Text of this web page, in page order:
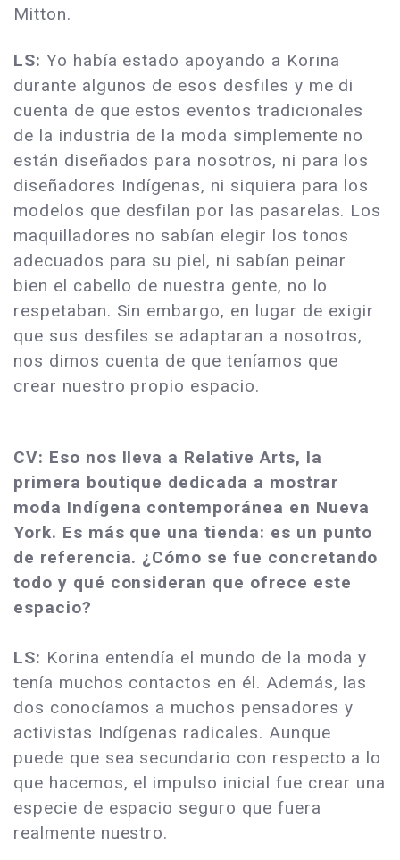
Mitton.
LS: Yo había estado apoyando a Korina
durante algunos de esos desfiles y me di
cuenta de que estos eventos tradicionales
de la industria de la moda simplemente no
están diseñados para nosotros, ni para los
diseñadores Indígenas, ni siquiera para los
modelos que desfilan por las pasarelas. Los
maquilladores no sabían elegir los tonos
adecuados para su piel, ni sabían peinar
bien el cabello de nuestra gente, no lo
respetaban. Sin embargo, en lugar de exigir
que sus desfiles se adaptaran a nosotros,
nos dimos cuenta de que teníamos que
crear nuestro propio espacio.
CV: Eso nos lleva a Relative Arts, la
primera boutique dedicada a mostrar
moda Indígena contemporánea en Nueva
York. Es más que una tienda: es un punto
de referencia. ¿Cómo se fue concretando
todo y qué consideran que ofrece este
espacio?
LS: Korina entendía el mundo de la moda y
tenía muchos contactos en él. Además, las
dos conocíamos a muchos pensadores y
activistas Indígenas radicales. Aunque
puede que sea secundario con respecto a lo
que hacemos, el impulso inicial fue crear una
especie de espacio seguro que fuera
realmente nuestro.